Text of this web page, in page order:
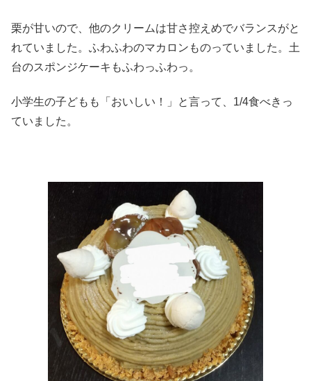
栗が甘いので、他のクリームは甘さ控えめでバランスがと
れていました。ふわふわのマカロンものっていました。土
台のスポンジケーキもふわっふわっ。
小学生の子どもも「おいしい！」と言って、1/4食べきっ
ていました。